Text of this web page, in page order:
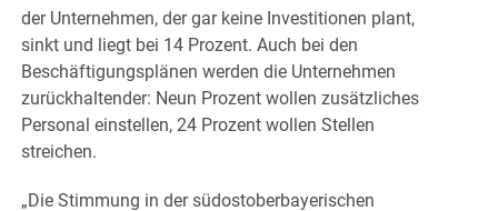
der Unternehmen, der gar keine Investitionen plant,
sinkt und liegt bei 14 Prozent. Auch bei den
Beschäftigungsplänen werden die Unternehmen
zurückhaltender: Neun Prozent wollen zusätzliches
Personal einstellen, 24 Prozent wollen Stellen
streichen.
„Die Stimmung in der südostoberbayerischen